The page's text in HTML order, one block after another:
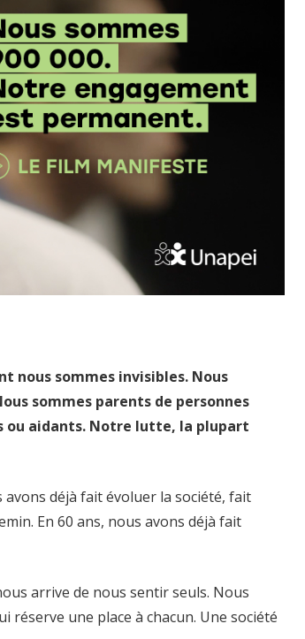
nous sommes invisibles. Nous
sommes parents de personnes
ou aidants. Notre lutte, la plupart
déjà fait évoluer la société, fait
En 60 ans, nous avons déjà fait
arrive de nous sentir seuls. Nous
réserve une place à chacun. Une société